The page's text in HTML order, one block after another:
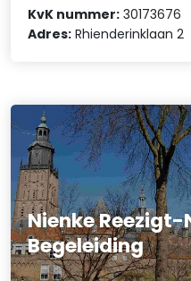
KvK nummer: 30173676
Adres: Rhienderinklaan 2
Nienke Reezigt-
Begeleiding